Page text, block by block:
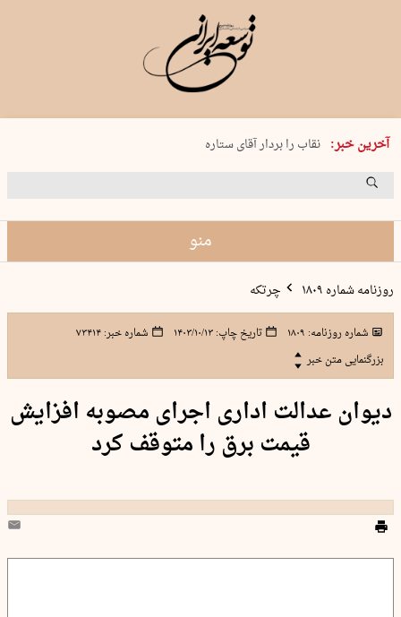
آخرین خبر:
پنجشنبه 15 مرداد 1405 شماره 2243
نقاب را بردار آقای ستاره
کدام فوتبال؟
منو
روزنامه شماره ۱۸۰۹ چرتکه
شماره روزنامه: ۱۸۰۹ تاریخ چاپ:۱۴۰۳/۱۰/۱۳ شماره خبر:۷۳۴۱۴
بزرگنمایی متن خبر
دیوان عدالت اداری اجرای مصوبه افزایش
قیمت برق را متوقف کرد